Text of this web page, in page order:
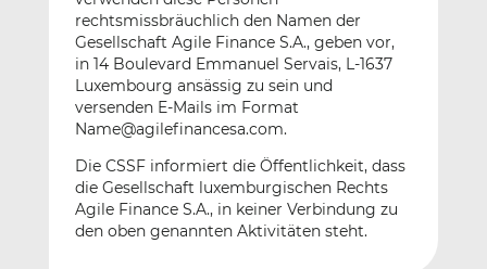
rechtsmissbräuchlich den Namen der
Gesellschaft Agile Finance S.A., geben vor,
in 14 Boulevard Emmanuel Servais, L-1637
Luxembourg ansässig zu sein und
versenden E-Mails im Format
Name@agilefinancesa.com.
Die CSSF informiert die Öffentlichkeit, dass
die Gesellschaft luxemburgischen Rechts
Agile Finance S.A., in keiner Verbindung zu
den oben genannten Aktivitäten steht.